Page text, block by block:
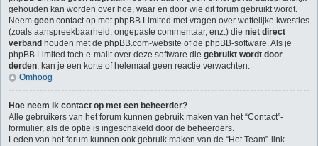
gehouden kan worden over hoe, waar en door wie dit forum gebruikt wordt.
Neem geen contact op met phpBB Limited met vragen over wettelijke kwesties
(zoals aanspreekbaarheid, ongepaste commentaar, enz.) die niet direct
verband houden met de phpBB.com-website of de phpBB-software. Als je
phpBB Limited toch e-mailt over deze software die gebruikt wordt door
derden, kan je een korte of helemaal geen reactie verwachten.
Omhoog
Hoe neem ik contact op met een beheerder?
Alle gebruikers van het forum kunnen gebruik maken van het “Contact”-
formulier, als de optie is ingeschakeld door de beheerders.
Leden van het forum kunnen ook gebruik maken van de “Het Team”-link.